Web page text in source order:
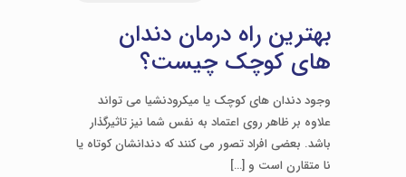
بهترین راه درمان دندان
های کوچک چیست؟
وجود دندان ‌های کوچک یا میکرودنشیا می ‌تواند
علاوه بر ظاهر روی اعتماد به ‌نفس شما نیز تاثیرگذار
باشد. بعضی افراد تصور می‌ کنند که دندانشان کوتاه یا
نا متقارن است و[…]